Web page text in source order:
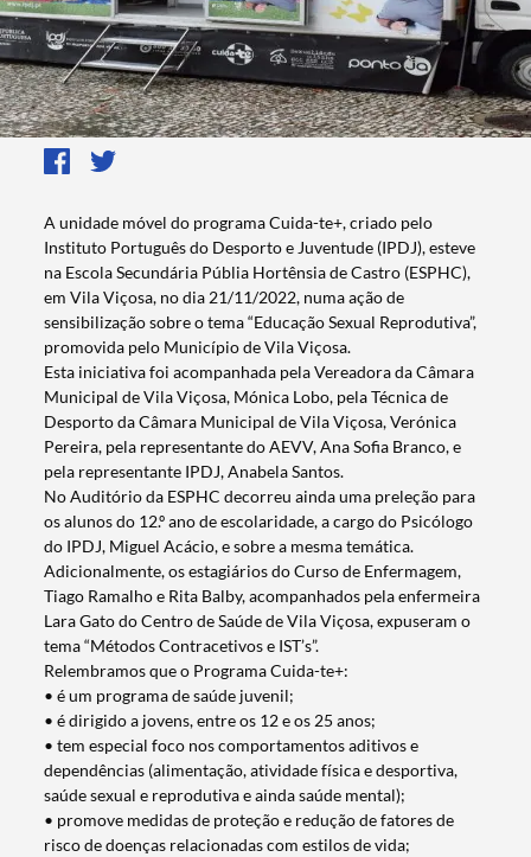
A unidade móvel do programa Cuida-te+, criado pelo
Instituto Português do Desporto e Juventude (IPDJ), esteve
na Escola Secundária Públia Hortênsia de Castro (ESPHC),
em Vila Viçosa, no dia 21/11/2022, numa ação de
sensibilização sobre o tema “Educação Sexual Reprodutiva”,
promovida pelo Município de Vila Viçosa.
Esta iniciativa foi acompanhada pela Vereadora da Câmara
Municipal de Vila Viçosa, Mónica Lobo, pela Técnica de
Desporto da Câmara Municipal de Vila Viçosa, Verónica
Pereira, pela representante do AEVV, Ana Sofia Branco, e
pela representante IPDJ, Anabela Santos.
No Auditório da ESPHC decorreu ainda uma preleção para
os alunos do 12.º ano de escolaridade, a cargo do Psicólogo
do IPDJ, Miguel Acácio, e sobre a mesma temática.
Adicionalmente, os estagiários do Curso de Enfermagem,
Tiago Ramalho e Rita Balby, acompanhados pela enfermeira
Lara Gato do Centro de Saúde de Vila Viçosa, expuseram o
tema “Métodos Contracetivos e IST’s”.
Relembramos que o Programa Cuida-te+:
• é um programa de saúde juvenil;
• é dirigido a jovens, entre os 12 e os 25 anos;
• tem especial foco nos comportamentos aditivos e
dependências (alimentação, atividade física e desportiva,
saúde sexual e reprodutiva e ainda saúde mental);
• promove medidas de proteção e redução de fatores de
risco de doenças relacionadas com estilos de vida;